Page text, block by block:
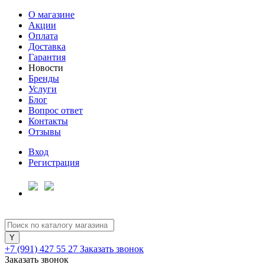
О магазине
Акции
Оплата
Доставка
Гарантия
Новости
Бренды
Услуги
Блог
Вопрос ответ
Контакты
Отзывы
Вход
Регистрация
+7 (991) 427 55 27 Заказать звонок
Заказать звонок